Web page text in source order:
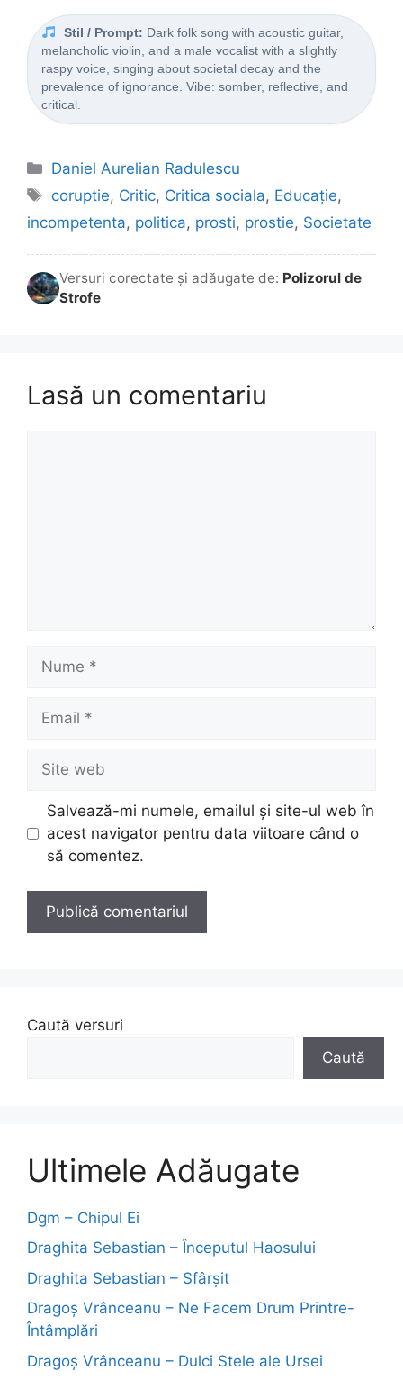
Stil / Prompt: Dark folk song with acoustic guitar,
melancholic violin, and a male vocalist with a slightly
raspy voice, singing about societal decay and the
prevalence of ignorance. Vibe: somber, reflective, and
critical.
Categorii
Daniel Aurelian Radulescu
Etichete
coruptie, Critic, Critica sociala, Educație,
incompetenta, politica, prosti, prostie, Societate
Versuri corectate și adăugate de: Polizorul de
Strofe
Lasă un comentariu
Nume
Email
Site
web
Salvează-mi numele, emailul și site-ul web în
acest navigator pentru data viitoare când o
să comentez.
Caută versuri
Caută
Ultimele Adăugate
Dgm – Chipul Ei
Draghita Sebastian – Începutul Haosului
Draghita Sebastian – Sfârșit
Dragoş Vrânceanu – Ne Facem Drum Printre-
Întâmplări
Dragoş Vrânceanu – Dulci Stele ale Ursei